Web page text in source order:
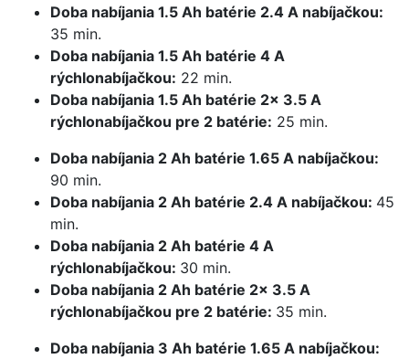
Doba nabíjania 1.5 Ah batérie 2.4 A nabíjačkou:
35 min.
Doba nabíjania 1.5 Ah batérie 4 A
rýchlonabíjačkou: 22 min.
Doba nabíjania 1.5 Ah batérie 2x 3.5 A
rýchlonabíjačkou pre 2 batérie: 25 min.
Doba nabíjania 2 Ah batérie 1.65 A nabíjačkou:
90 min.
Doba nabíjania 2 Ah batérie 2.4 A nabíjačkou: 45
min.
Doba nabíjania 2 Ah batérie 4 A
rýchlonabíjačkou: 30 min.
Doba nabíjania 2 Ah batérie 2x 3.5 A
rýchlonabíjačkou pre 2 batérie: 35 min.
Doba nabíjania 3 Ah batérie 1.65 A nabíjačkou: